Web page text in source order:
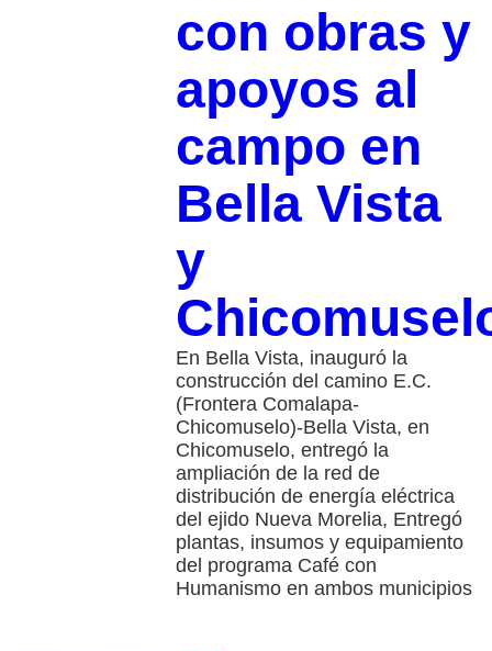
con obras y
apoyos al
campo en
Bella Vista
y
En Bella Vista, inauguró la
construcción del camino E.C.
(Frontera Comalapa-
Chicomuselo)-Bella Vista, en
Chicomuselo, entregó la
ampliación de la red de
distribución de energía eléctrica
del ejido Nueva Morelia, Entregó
plantas, insumos y equipamiento
del programa Café con
Humanismo en ambos municipios